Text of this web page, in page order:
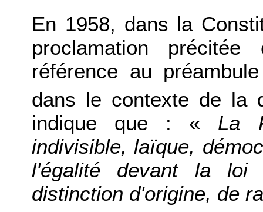
En 1958, dans la
proclamation
référence au
dans le contexte de la
indique que : « La
indivisible, laïque,
l'égalité devant la
distinction d'origine, de